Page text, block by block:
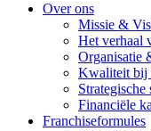
Over ons
Missie &
Het verhaal
Organisatie
Kwaliteit bij
Financiële
Franchiseformules